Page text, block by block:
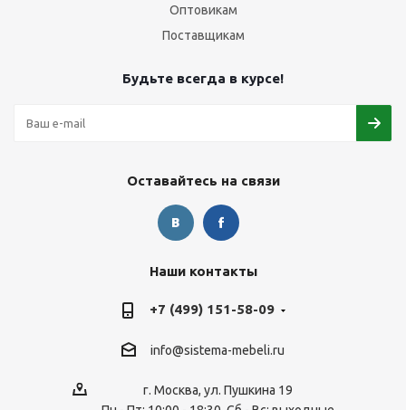
Оптовикам
Поставщикам
Будьте всегда в курсе!
Оставайтесь на связи
Наши контакты
+7 (499) 151-58-09
info@sistema-mebeli.ru
г. Москва, ул. Пушкина 19